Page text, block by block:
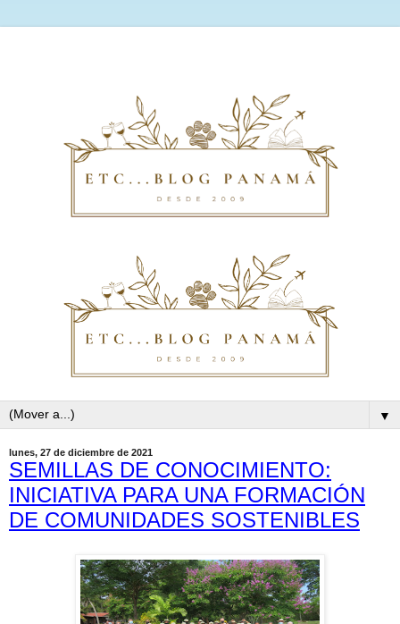
▼
lunes, 27 de diciembre de 2021
SEMILLAS DE CONOCIMIENTO:
INICIATIVA PARA UNA FORMACIÓN
DE COMUNIDADES SOSTENIBLES